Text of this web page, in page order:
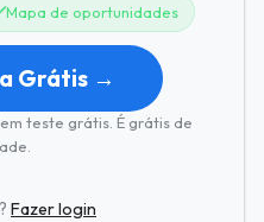
Mapa de oportunidades
Grátis →
teste grátis. É grátis de
Fazer login